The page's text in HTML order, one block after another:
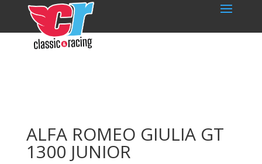
ALFA ROMEO GIULIA GT
1300 JUNIOR